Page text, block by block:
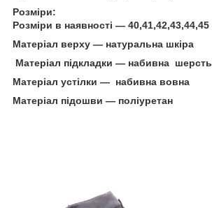
Розміри:
Розміри в наявності — 40,41,42,43,44,45
Матеріал верху — натуральна шкіра
Матеріал підкладки — набивна шерсть
Матеріал устілки — набивна вовна
Матеріал підошви — поліуретан